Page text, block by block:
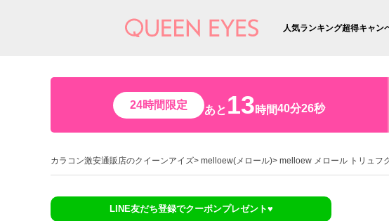
人気ランキング超得キャン
24時間限定 あと 13時間40分25秒
カラコン激安通販店のクイーンアイズ melloew(メロール) melloew メロール トリュフ
LINE友だち登録でクーポンプレゼント♥